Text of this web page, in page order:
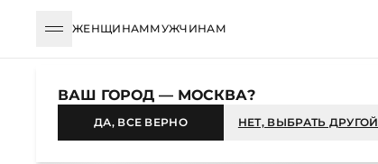
ЖЕНЩИНАММУЖЧИНАМ
ВАШ ГОРОД — МОСКВА?
ДА, ВСЕ ВЕРНО НЕТ, ВЫБРАТЬ ДРУГОЙ